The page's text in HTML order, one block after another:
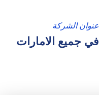
عنوان الشركة
في جميع الامارات